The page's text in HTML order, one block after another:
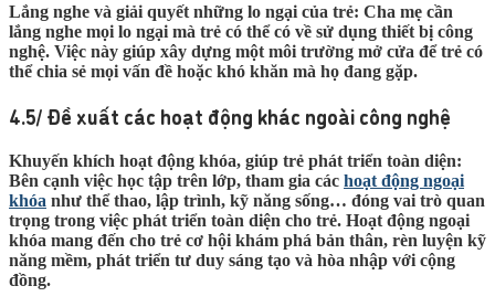
Lắng nghe và giải quyết những lo ngại của trẻ: Cha mẹ cần
lắng nghe mọi lo ngại mà trẻ có thể có về sử dụng thiết bị công
nghệ. Việc này giúp xây dựng một môi trường mở cửa để trẻ có
thể chia sẻ mọi vấn đề hoặc khó khăn mà họ đang gặp.
4.5/ Đề xuất các hoạt động khác ngoài công nghệ
Khuyến khích hoạt động khóa, giúp trẻ phát triển toàn diện:
Bên cạnh việc học tập trên lớp, tham gia các hoạt động ngoại
khóa như thể thao, lập trình, kỹ năng sống… đóng vai trò quan
trọng trong việc phát triển toàn diện cho trẻ. Hoạt động ngoại
khóa mang đến cho trẻ cơ hội khám phá bản thân, rèn luyện kỹ
năng mềm, phát triển tư duy sáng tạo và hòa nhập với cộng
đồng.